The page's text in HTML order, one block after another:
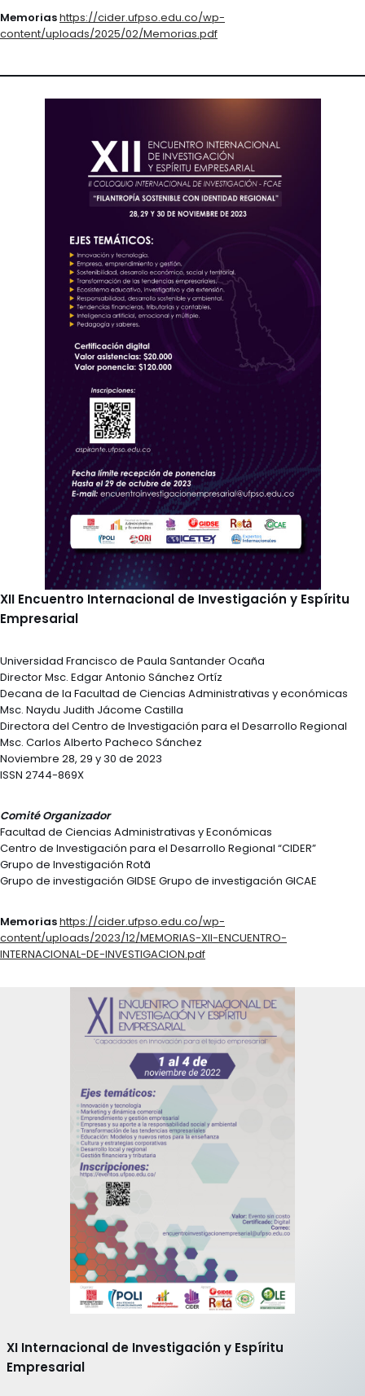
Memoriashttps://cider.ufpso.edu.co/wp-
content/uploads/2025/02/Memorias.pdf
XII Encuentro Internacional de Investigación y Espíritu
Empresarial
Universidad Francisco de Paula Santander Ocaña
Director Msc. Edgar Antonio Sánchez Ortíz
Decana de la Facultad de Ciencias Administrativas y económicas
Msc. Naydu Judith Jácome Castilla
Directora del Centro de Investigación para el Desarrollo Regional
Msc. Carlos Alberto Pacheco Sánchez
Noviembre 28, 29 y 30 de 2023
ISSN 2744-869X
Comité Organizador
Facultad de Ciencias Administrativas y Económicas
Centro de Investigación para el Desarrollo Regional “CIDER”
Grupo de Investigación Rotã
Grupo de investigación GIDSE Grupo de investigación GICAE
Memoriashttps://cider.ufpso.edu.co/wp-
content/uploads/2023/12/MEMORIAS-XII-ENCUENTRO-
INTERNACIONAL-DE-INVESTIGACION.pdf
XI Internacional de Investigación y Espíritu
Empresarial